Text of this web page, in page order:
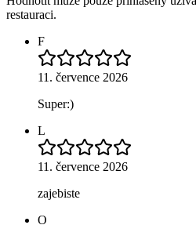
restauraci.
F
11. července 2026
Super:)
L
11. července 2026
zajebiste
O